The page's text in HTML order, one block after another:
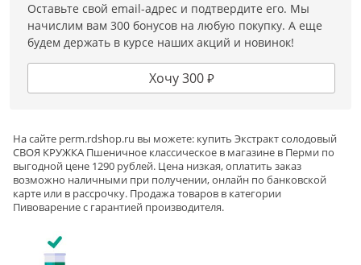
Оставьте свой email-адрес и подтвердите его. Мы
начислим вам 300 бонусов на любую покупку. А еще
будем держать в курсе наших акций и новинок!
Хочу 300 ₽
На сайте perm.rdshop.ru вы можете: купить Экстракт солодовый
СВОЯ КРУЖКА Пшеничное классическое в магазине в Перми по
выгодной цене 1290 рублей. Цена низкая, оплатить заказ
возможно наличными при получении, онлайн по банковской
карте или в рассрочку. Продажа товаров в категории
Пивоварениес гарантией производителя.